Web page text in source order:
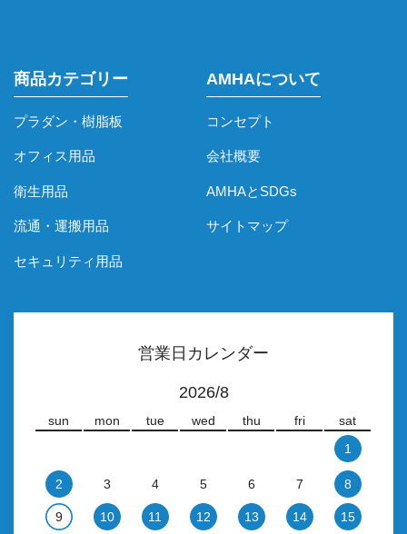
商品カテゴリー
プラダン・樹脂板
オフィス用品
衛生用品
流通・運搬用品
セキュリティ用品
AMHAについて
コンセプト
会社概要
AMHAとSDGs
サイトマップ
営業日カレンダー
2026/8
sun mon tue wed thu fri
sat
1
2 3 4 5 6 7 8
9 10 11 12 13 14 15